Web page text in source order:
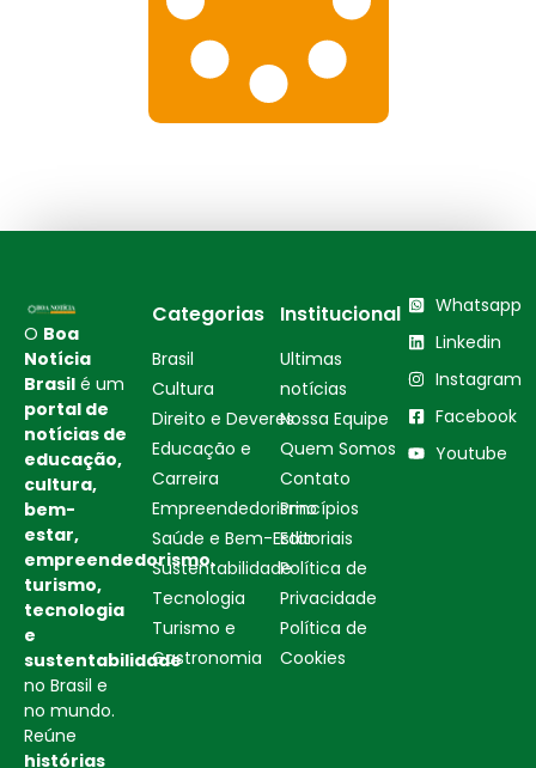
O Boa
Notícia
Brasil é um
portal de
notícias de
educação,
cultura,
bem-
estar,
empreendedorismo,
turismo,
tecnologia
e
sustentabilidade
no Brasil e
no mundo.
Reúne
histórias
Categorias
Brasil
Cultura
Direito e Deveres
Educação e
Carreira
Empreendedorismo
Saúde e Bem-Estar
Sustentabilidade
Tecnologia
Turismo e
Gastronomia
Institucional
Ultimas
notícias
Nossa Equipe
Quem Somos
Contato
Princípios
Editoriais
Política de
Privacidade
Política de
Cookies
Whatsapp
Linkedin
Instagram
Facebook
Youtube